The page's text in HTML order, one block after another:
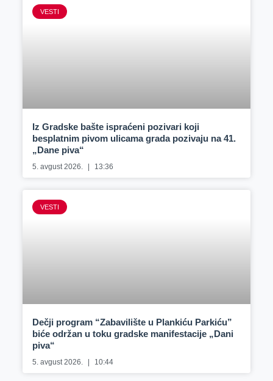
VESTI
Iz Gradske bašte ispraćeni pozivari koji
besplatnim pivom ulicama grada pozivaju na 41.
„Dane piva“
5. avgust 2026. 13:36
VESTI
Dečji program “Zabavilište u Plankiću Parkiću”
biće održan u toku gradske manifestacije „Dani
piva“
5. avgust 2026. 10:44